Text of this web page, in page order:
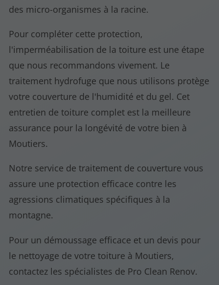
des micro-organismes à la racine.
Pour compléter cette protection,
l'imperméabilisation de la toiture est une étape
que nous recommandons vivement. Le
traitement hydrofuge que nous utilisons protège
votre couverture de l'humidité et du gel. Cet
entretien de toiture complet est la meilleure
assurance pour la longévité de votre bien à
Moutiers.
Notre service de traitement de couverture vous
assure une protection efficace contre les
agressions climatiques spécifiques à la
montagne.
Pour un démoussage efficace et un devis pour
le nettoyage de votre toiture à Moutiers,
contactez les spécialistes de Pro Clean Renov.